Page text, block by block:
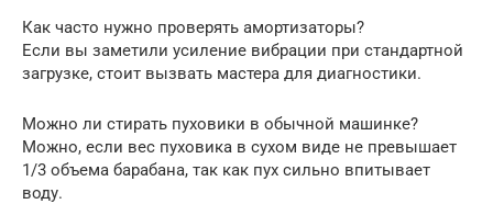
Как часто нужно проверять амортизаторы?
Если вы заметили усиление вибрации при стандартной
загрузке, стоит вызвать мастера для диагностики.
Можно ли стирать пуховики в обычной машинке?
Можно, если вес пуховика в сухом виде не превышает
1/3 объема барабана, так как пух сильно впитывает
воду.